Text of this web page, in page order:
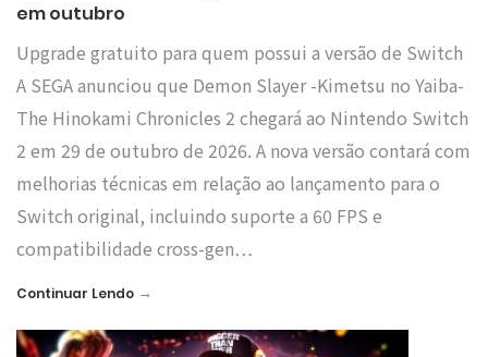
em outubro
Upgrade gratuito para quem possui a versão de Switch
A SEGA anunciou que Demon Slayer -Kimetsu no Yaiba-
The Hinokami Chronicles 2 chegará ao Nintendo Switch
2 em 29 de outubro de 2026. A nova versão contará com
melhorias técnicas em relação ao lançamento para o
Switch original, incluindo suporte a 60 FPS e
compatibilidade cross-gen…
Continuar Lendo →